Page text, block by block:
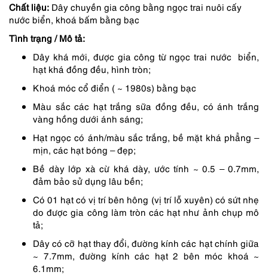
là:
4,890,000 ₫.
tại
Chất liệu: Dây chuyền gia công bằng ngọc trai nuôi cấy
nước biển, khoá bấm bằng bạc
Tình trạng / Mô tả:
Dây khá mới, được gia công từ ngọc trai nước biển,
hạt khá đồng đều, hình tròn;
Khoá móc cổ điển ( ~ 1980s) bằng bạc
Màu sắc các hạt trắng sữa đồng đều, có ánh trắng
vàng hồng dưới ánh sáng;
Hạt ngọc có ánh/màu sắc trắng, bề mặt khá phẳng –
mịn, các hạt bóng – đẹp;
Bề dày lớp xà cừ khá dày, ước tính ~ 0.5 – 0.7mm,
đảm bảo sử dụng lâu bền;
Có 01 hạt có vị trí bên hông (vị trí lỗ xuyên) có sứt nhẹ
do được gia công làm tròn các hạt như ảnh chụp mô
tả;
Dây có cỡ hạt thay đổi, đường kính các hạt chính giữa
~ 7.7mm, đường kính các hạt 2 bên móc khoá ~
6.1mm;